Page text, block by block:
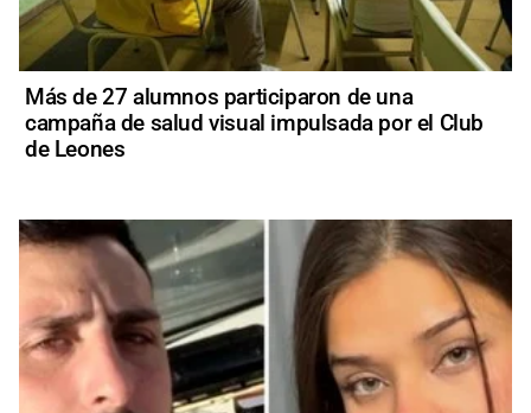
Más de 27 alumnos participaron de una
campaña de salud visual impulsada por el Club
de Leones